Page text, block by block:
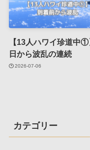
【13人ハワイ珍道中
日から波乱の連続
2026-07-06
カテゴリー